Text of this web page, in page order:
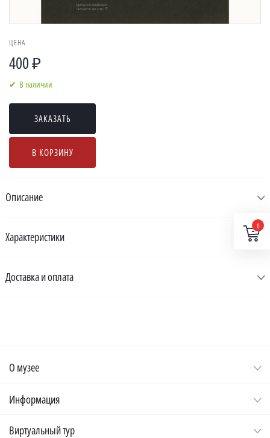
ЦЕНА
400 ₽
В наличии
ЗАКАЗАТЬ
В КОРЗИНУ
Описание
Характеристики
Доставка и оплата
0
О музее
Информация
Виртуальный тур